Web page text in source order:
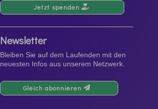
Jetzt spenden
Newsletter
Bleiben Sie auf dem Laufenden mit den
neuesten Infos aus unserem Netzwerk.
Gleich abonnieren